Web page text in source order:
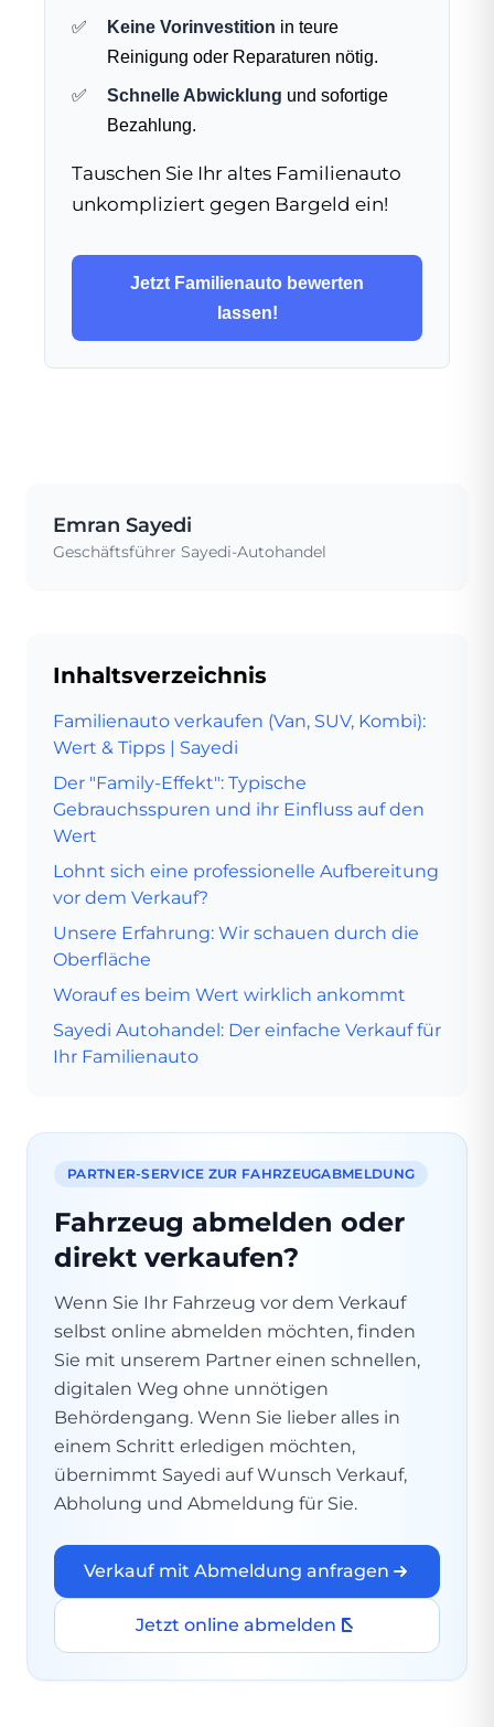
Keine Vorinvestition in teure
Reinigung oder Reparaturen nötig.
Schnelle Abwicklung und sofortige
Bezahlung.
Tauschen Sie Ihr altes Familienauto
unkompliziert gegen Bargeld ein!
Jetzt Familienauto bewerten
lassen!
Emran Sayedi
Geschäftsführer Sayedi-Autohandel
Inhaltsverzeichnis
Familienauto verkaufen (Van, SUV, Kombi):
Wert & Tipps | Sayedi
Der "Family-Effekt": Typische
Gebrauchsspuren und ihr Einfluss auf den
Wert
Lohnt sich eine professionelle Aufbereitung
vor dem Verkauf?
Unsere Erfahrung: Wir schauen durch die
Oberfläche
Worauf es beim Wert wirklich ankommt
Sayedi Autohandel: Der einfache Verkauf für
Ihr Familienauto
PARTNER-SERVICE ZUR FAHRZEUGABMELDUNG
Fahrzeug abmelden oder
direkt verkaufen?
Wenn Sie Ihr Fahrzeug vor dem Verkauf
selbst online abmelden möchten, finden
Sie mit unserem Partner einen schnellen,
digitalen Weg ohne unnötigen
Behördengang. Wenn Sie lieber alles in
einem Schritt erledigen möchten,
übernimmt Sayedi auf Wunsch Verkauf,
Abholung und Abmeldung für Sie.
Verkauf mit Abmeldung anfragen
Jetzt online abmelden